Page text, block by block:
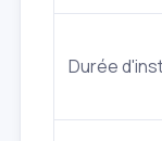
Durée